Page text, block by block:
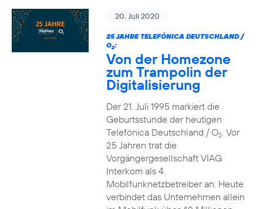
20. Juli 2020
25 JAHRE TELEFÓNICA DEUTSCHLAND /
O2:
Von der Homezone
zum Trampolin der
Digitalisierung
Der 21. Juli 1995 markiert die
Geburtsstunde der heutigen
Telefónica Deutschland / O2. Vor
25 Jahren trat die
Vorgängergesellschaft VIAG
Interkom als 4.
Mobilfunknetzbetreiber an. Heute
verbindet das Unternehmen allein